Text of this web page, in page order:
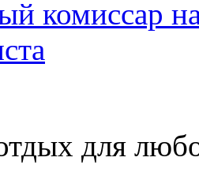
комиссар
для